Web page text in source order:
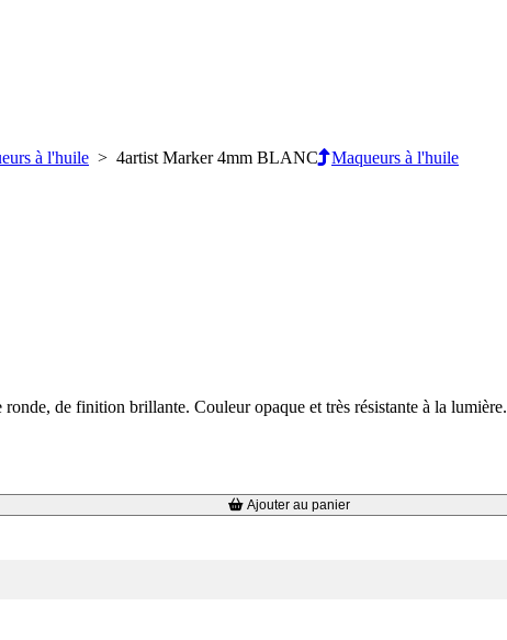
à l'huile > 4artist Marker 4mm BLANC Maqueurs à l'huile
de finition brillante. Couleur opaque et très résistante à la lumière.
Ajouter au panier